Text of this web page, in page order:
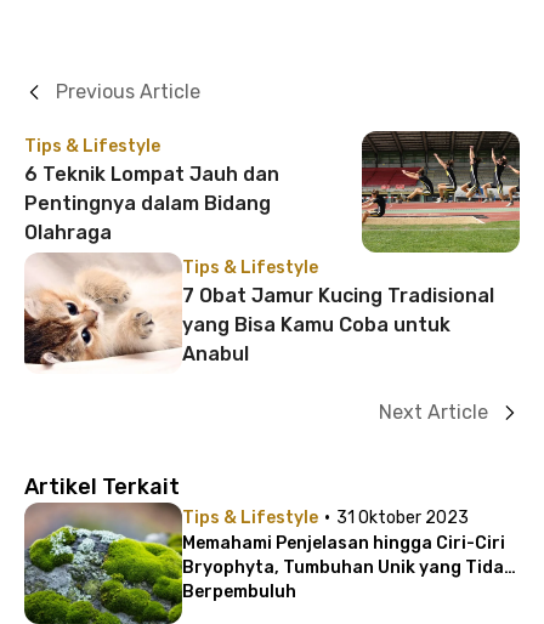
Tips & Lifestyle
6 Teknik Lompat Jauh dan
Pentingnya dalam Bidang
Olahraga
Previous Article
Tips & Lifestyle
7 Obat Jamur Kucing Tradisional
yang Bisa Kamu Coba untuk
Anabul
Next Article
Artikel Terkait
Tips & Lifestyle · 31 Oktober 2023
Memahami Penjelasan hingga Ciri-Ciri
Bryophyta, Tumbuhan Unik yang Tidak
Berpembuluh